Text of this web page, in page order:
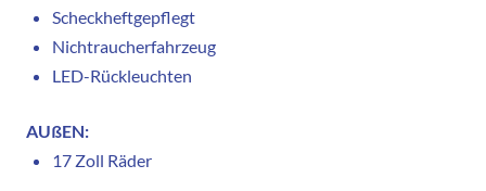
Scheckheftgepflegt
Nichtraucherfahrzeug
LED-Rückleuchten
AUßEN:
17 Zoll Räder